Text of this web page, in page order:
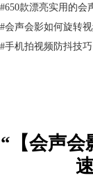
#650款漂亮实用的会
#会声会影如何旋转
#手机拍视频防抖技
“【会声会